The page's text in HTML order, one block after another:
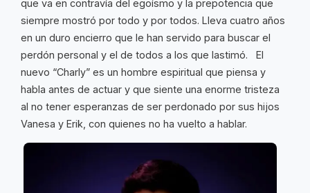
que va en contravía del egoísmo y la prepotencia que
siempre mostró por todo y por todos. Lleva cuatro años
en un duro encierro que le han servido para buscar el
perdón personal y el de todos a los que lastimó. El
nuevo “Charly” es un hombre espiritual que piensa y
habla antes de actuar y que siente una enorme tristeza
al no tener esperanzas de ser perdonado por sus hijos
Vanesa y Erik, con quienes no ha vuelto a hablar.